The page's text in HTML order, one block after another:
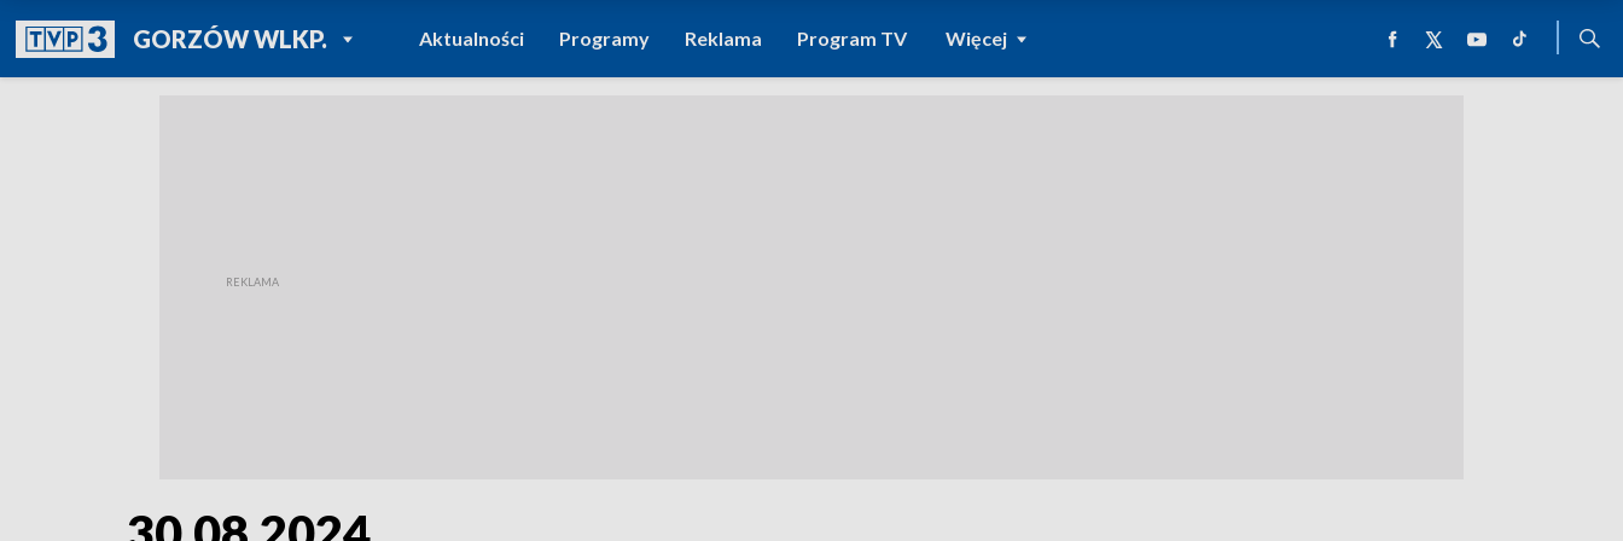
GORZÓW WLKP.POWRÓT DO
TVP REGIONY
Aktualności Programy Reklama Program TV Więcej